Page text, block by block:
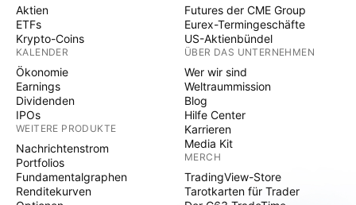
Aktien
ETFs
Krypto-Coins
KALENDER
Ökonomie
Earnings
Dividenden
IPOs
WEITERE PRODUKTE
Nachrichtenstrom
Portfolios
Fundamentalgraphen
Renditekurven
Futures der CME Group
Eurex-Termingeschäfte
US-Aktienbündel
ÜBER DAS UNTERNEHMEN
Wer wir sind
Weltraummission
Blog
Hilfe Center
Karrieren
Media Kit
MERCH
TradingView-Store
Tarotkarten für Trader